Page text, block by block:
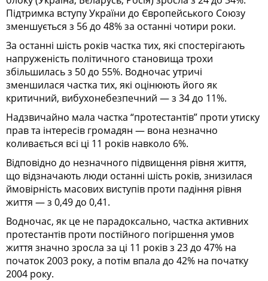
Підтримка вступу України до Європейського Союзу
зменшується з 56 до 48% за останні чотири роки.
За останні шість років частка тих, які спостерігають
напруженість політичного становища трохи
збільшилась з 50 до 55%. Водночас утричі
зменшилася частка тих, які оцінюють його як
критичний, вибухонебезпечний — з 34 до 11%.
Надзвичайно мала частка “протестантів” проти утиску
прав та інтересів громадян — вона незначно
коливається всі ці 11 років навколо 6%.
Відповідно до незначного підвищення рівня життя,
що відзначають люди останні шість років, знизилася
ймовірність масових виступів проти падіння рівня
життя — з 0,49 до 0,41.
Водночас, як це не парадоксально, частка активних
протестантів проти постійного погіршення умов
життя значно зросла за ці 11 років з 23 до 47% на
початок 2003 року, а потім впала до 42% на початку
2004 року.